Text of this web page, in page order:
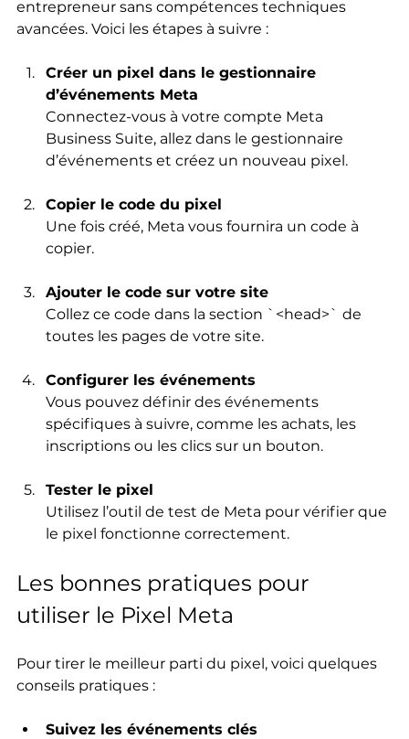
entrepreneur sans compétences techniques
avancées. Voici les étapes à suivre :
Créer un pixel dans le gestionnaire
d’événements Meta
Connectez-vous à votre compte Meta
Business Suite, allez dans le gestionnaire
d’événements et créez un nouveau pixel.
Copier le code du pixel
Une fois créé, Meta vous fournira un code à
copier.
Ajouter le code sur votre site
Collez ce code dans la section `<head>` de
toutes les pages de votre site.
Configurer les événements
Vous pouvez définir des événements
spécifiques à suivre, comme les achats, les
inscriptions ou les clics sur un bouton.
Tester le pixel
Utilisez l’outil de test de Meta pour vérifier que
le pixel fonctionne correctement.
Les bonnes pratiques pour
utiliser le Pixel Meta
Pour tirer le meilleur parti du pixel, voici quelques
conseils pratiques :
Suivez les événements clés